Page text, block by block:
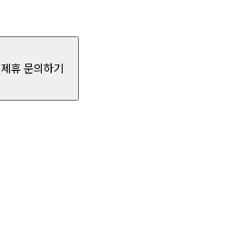
제휴 문의하기